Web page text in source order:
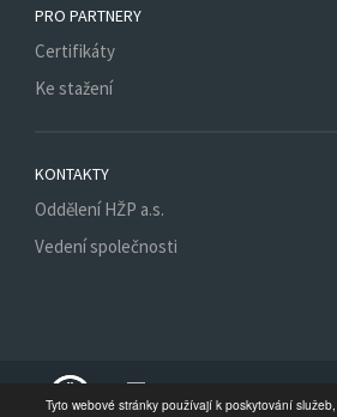
Tyto webové stránky používají k poskytování služeb,
PRO PARTNERY
Certifikáty
Ke stažení
KONTAKTY
Oddělení HŽP a.s.
Vedení společnosti